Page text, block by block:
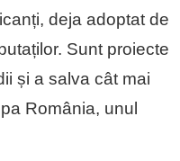
deja adoptat de
Sunt proiecte
și a salva cât mai
România, unul